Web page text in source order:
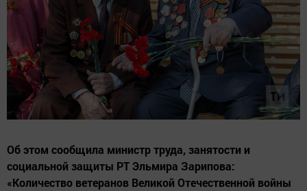
Об этом сообщила министр труда, занятости и
социальной защиты РТ Эльмира Зарипова:
«Количество ветеранов Великой Отечественной войны